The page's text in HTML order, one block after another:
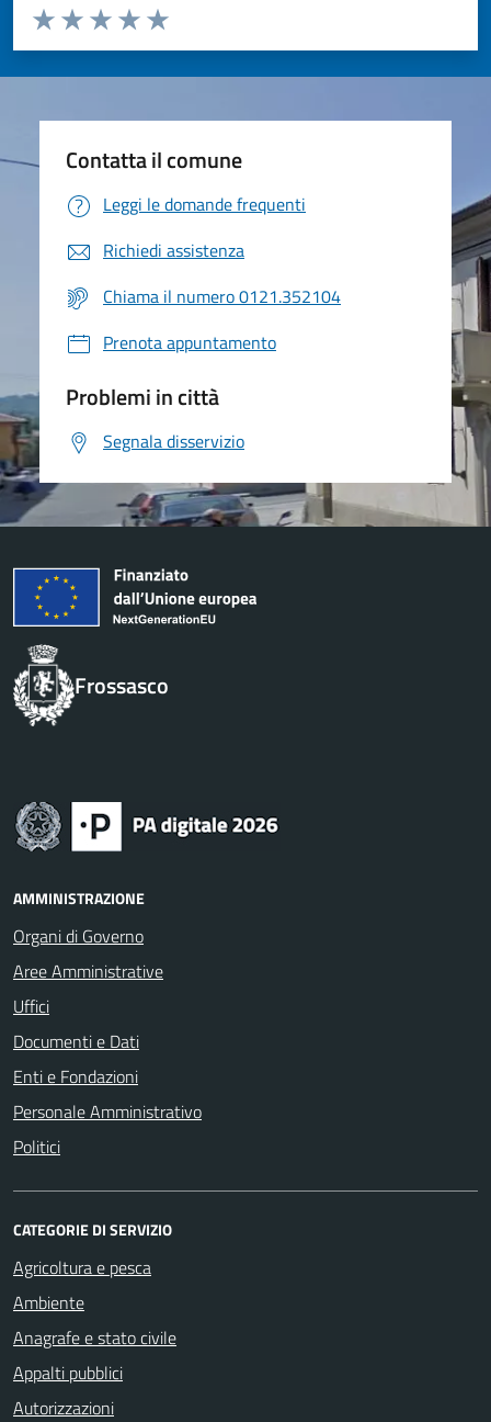
Valuta da 1 a 5 stelle la pagina
Valuta 5 stelle su 5
Valuta 4 stelle su 5
Valuta 3 stelle su 5
Valuta 2 stelle su 5
Valuta 1 stelle su 5
Contatta il comune
Leggi le domande frequenti
Richiedi assistenza
Chiama il numero 0121.352104
Prenota appuntamento
Problemi in città
Segnala disservizio
Frossasco
AMMINISTRAZIONE
Organi di Governo
Aree Amministrative
Uffici
Documenti e Dati
Enti e Fondazioni
Personale Amministrativo
Politici
CATEGORIE DI SERVIZIO
Agricoltura e pesca
Ambiente
Anagrafe e stato civile
Appalti pubblici
Autorizzazioni